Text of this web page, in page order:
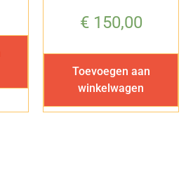
€150,00
Toevoegen aan
winkelwagen